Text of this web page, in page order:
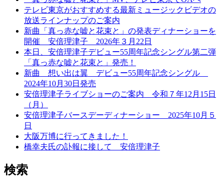
テレビ東京がおすすめする最新ミュージックビデオの
放送ラインナップのご案内
新曲「真っ赤な嘘と花束と」の発表ディナーショーを
開催 安倍理津子 2026年３月22日
本日、安倍理津子デビュー55周年記念シングル第二弾
「真っ赤な嘘と花束と」発売！
新曲 想い出は翼 デビュー55周年記念シングル
2024年10月30日発売
安倍理津子ライブショーのご案内 令和７年12月15日
（月）
安倍理津子バースデーディナーショー 2025年10月５
日
大阪万博に行ってきました！
橋幸夫氏の訃報に接して 安倍理津子
検索